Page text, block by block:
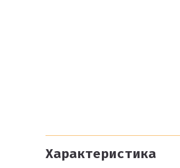
Характеристика